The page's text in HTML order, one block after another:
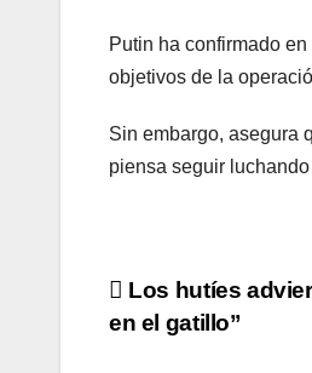
Putin ha confirmado
objetivos de la
Sin embargo, asegura
piensa seguir
Los hutíes
en el gatillo”